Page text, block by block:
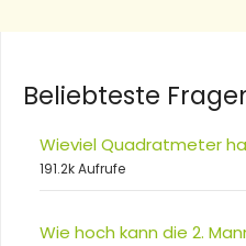
Beliebteste
Wieviel Quadratmeter
191.2k Aufrufe
Wie hoch kann die 2.